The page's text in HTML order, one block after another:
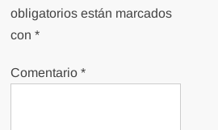
obligatorios están marcados
con*
Comentario*